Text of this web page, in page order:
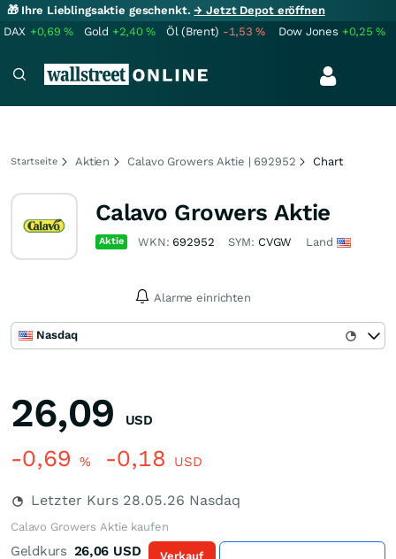
🎁 Ihre Lieblingsaktie geschenkt.→ Jetzt Depot eröffnen
DAX +0,69% Gold +2,40% Öl (Brent) -1,53% Dow Jones +0,25%
Startseite Aktien Calavo Growers Aktie | 692952 Chart
Calavo Growers Aktie
Aktie WKN: 692952 SYM: CVGW Land
Alarme einrichten
Nasdaq
26,09 USD
-0,69 % -0,18 USD
Letzter Kurs 28.05.26 Nasdaq
Calavo Growers Aktie kaufen
Geldkurs 26,06 USD Verkauf